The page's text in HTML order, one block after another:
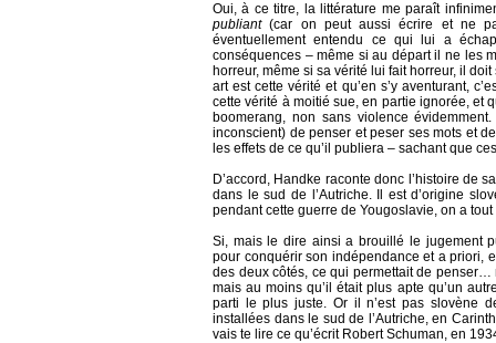
Oui, à ce titre, la littérature me paraît
publiant(car on peut aussi écrire et ne
éventuellement entendu ce qui lui a
conséquences – même si au départ il ne les
horreur, même si sa vérité lui fait horreur, il
art est cette vérité et qu’en s’y aventurant,
cette vérité à moitié sue, en partie ignorée, et
boomerang, non sans violence
inconscient) de penser et peser ses mots et
les effets de ce qu’il publiera – sachant que
D’accord, Handke raconte donc l’histoire de
dans le sud de l’Autriche. Il est d’origine
pendant cette guerre de Yougoslavie, on a
Si, mais le dire ainsi a brouillé le jugement
pour conquérir son indépendance et a priori,
des deux côtés, ce qui permettait de penser…
mais au moins qu’il était plus apte qu’un
parti le plus juste. Or il n’est pas slovène
installées dans le sud de l’Autriche, en
vais te lire ce qu’écrit Robert Schuman, en